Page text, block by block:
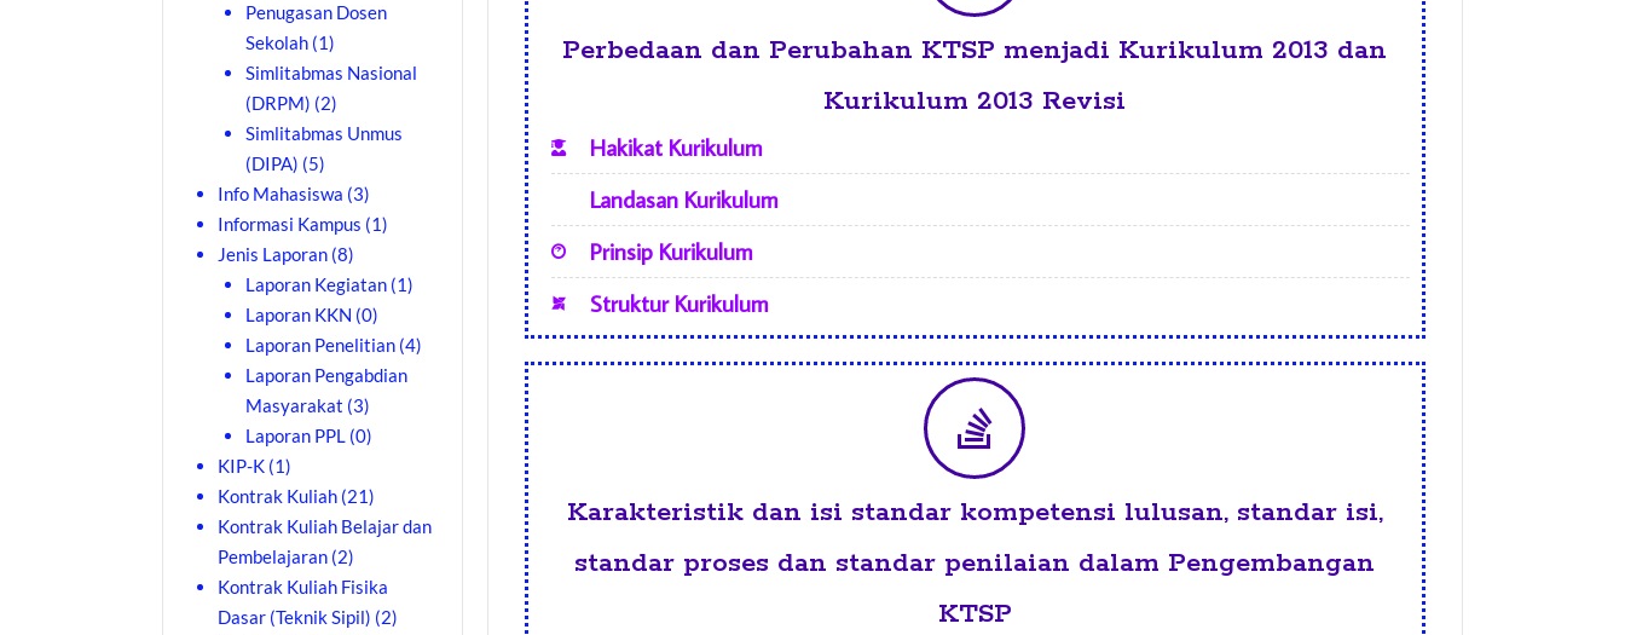
Perbedaan dan Perubahan KTSP menjadi Kurikulum 2013 dan
Kurikulum 2013 Revisi
Hakikat Kurikulum
Landasan Kurikulum
Prinsip Kurikulum
Struktur Kurikulum
Karakteristik dan isi standar kompetensi lulusan, standar isi,
standar proses dan standar penilaian dalam Pengembangan
KTSP
Penugasan Dosen
Sekolah(1)
Simlitabmas Nasional
(DRPM) (2)
Simlitabmas Unmus
(DIPA) (5)
Info Mahasiswa (3)
Informasi Kampus (1)
Jenis Laporan (8)
Laporan Kegiatan(1)
Laporan KKN (0)
Laporan Penelitian(4)
Laporan Pengabdian
Masyarakat (3)
Laporan PPL(0)
KIP-K (1)
Kontrak Kuliah (21)
Kontrak Kuliah Belajar dan
Pembelajaran (2)
Kontrak Kuliah Fisika
Dasar (Teknik Sipil) (2)